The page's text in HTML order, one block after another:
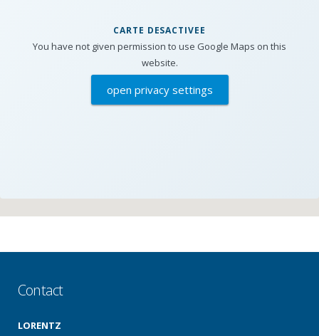
CARTE DESACTIVEE
You have not given permission to use Google Maps on this
website.
open privacy settings
Contact
LORENTZ